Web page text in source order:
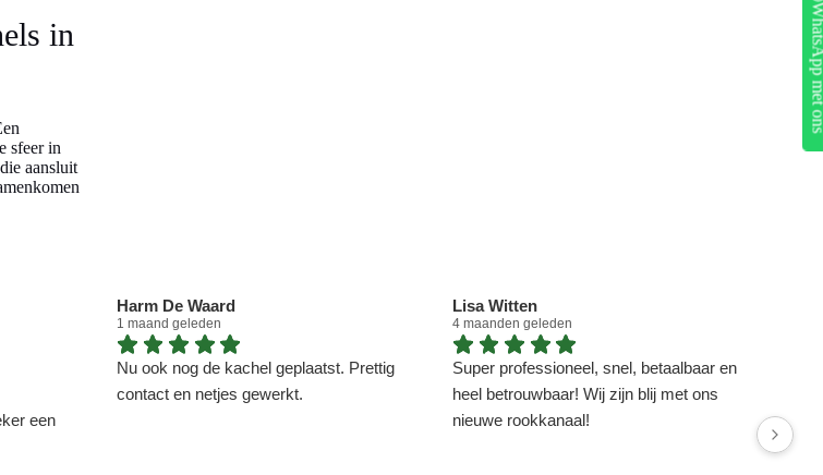
in
sfeer in
aansluit
een
Harm De Waard
1 maand geleden
Nu ook nog de kachel geplaatst. Prettig
contact en netjes gewerkt.
Lisa Witten
4 maanden geleden
Super professioneel, snel, betaalbaar en
heel betrouwbaar! Wij zijn blij met ons
nieuwe rookkanaal!